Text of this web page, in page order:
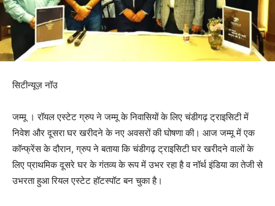
सिटीन्यूज़ नॉउ
जम्मू । रॉयल एस्टेट ग्रुप ने जम्मू के निवासियों के लिए चंडीगढ़ ट्राइसिटी में
निवेश और दूसरा घर खरीदने के नए अवसरों की घोषणा की। आज जम्मू में एक
कॉन्फ्रेंस के दौरान, ग्रुप ने बताया कि चंडीगढ़ ट्राइसिटी घर खरीदने वालों के
लिए प्राथमिक दूसरे घर के गंतव्य के रूप में उभर रहा है व नॉर्थ इंडिया का तेजी से
उभरता हुआ रियल एस्टेट हॉटस्पॉट बन चुका है।